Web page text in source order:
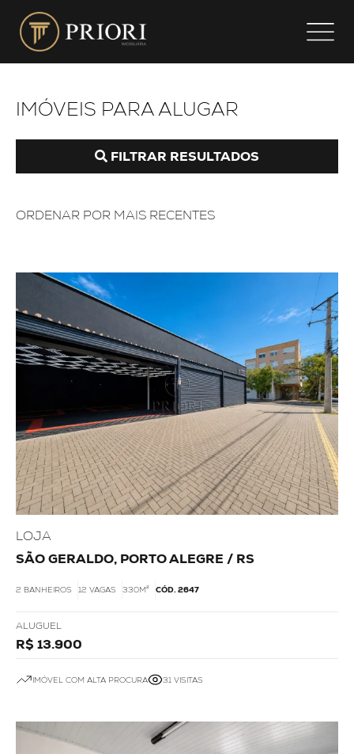
IMÓVEIS PARA ALUGAR
FILTRAR RESULTADOS
LOJA
SÃO GERALDO, PORTO ALEGRE / RS
2 BANHEIROS 12 VAGAS 330M² CÓD. 2647
ALUGUEL
R$ 13.900
IMÓVEL COM ALTA PROCURA 31 VISITAS